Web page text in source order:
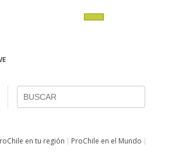
en tu región ProChile en el Mundo